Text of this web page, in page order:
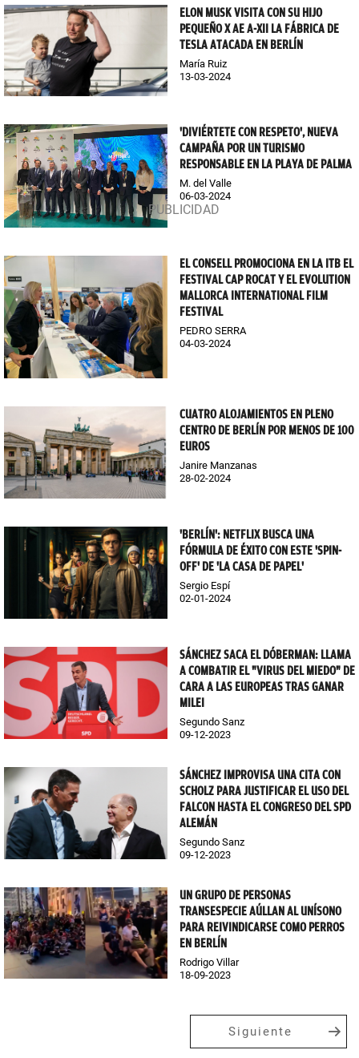
ELON MUSK VISITA CON SU HIJO
PEQUEÑO X AE A-XII LA FÁBRICA DE
TESLA ATACADA EN BERLÍN
María Ruiz
13-03-2024
'DIVIÉRTETE CON RESPETO', NUEVA
CAMPAÑA POR UN TURISMO
RESPONSABLE EN LA PLAYA DE PALMA
M. del Valle
06-03-2024
EL CONSELL PROMOCIONA EN LA ITB EL
FESTIVAL CAP ROCAT Y EL EVOLUTION
MALLORCA INTERNATIONAL FILM
FESTIVAL
PEDRO SERRA
04-03-2024
CUATRO ALOJAMIENTOS EN PLENO
CENTRO DE BERLÍN POR MENOS DE 100
EUROS
Janire Manzanas
28-02-2024
'BERLÍN': NETFLIX BUSCA UNA
FÓRMULA DE ÉXITO CON ESTE 'SPIN-
OFF' DE 'LA CASA DE PAPEL'
Sergio Espí
02-01-2024
SÁNCHEZ SACA EL DÓBERMAN: LLAMA
A COMBATIR EL "VIRUS DEL MIEDO" DE
CARA A LAS EUROPEAS TRAS GANAR
MILEI
Segundo Sanz
09-12-2023
SÁNCHEZ IMPROVISA UNA CITA CON
SCHOLZ PARA JUSTIFICAR EL USO DEL
FALCON HASTA EL CONGRESO DEL SPD
ALEMÁN
Segundo Sanz
09-12-2023
UN GRUPO DE PERSONAS
TRANSESPECIE AÚLLAN AL UNÍSONO
PARA REIVINDICARSE COMO PERROS
EN BERLÍN
Rodrigo Villar
18-09-2023
Siguiente